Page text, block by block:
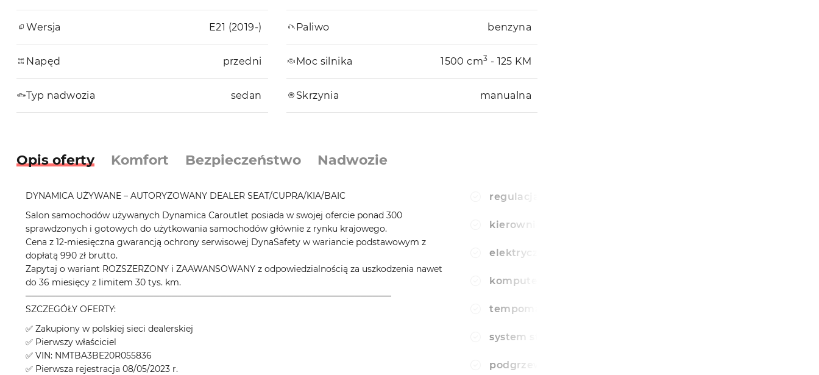
Wersja E21 (2019-)
Napęd przedni
Typ nadwozia sedan
Paliwo benzyna
Moc silnika 1500 cm3 - 125 KM
Skrzynia manualna
Opis oferty Komfort Bezpieczeństwo Nadwozie
DYNAMICA UŻYWANE – AUTORYZOWANY DEALER SEAT/CUPRA/KIA/BAIC
Salon samochodów używanych Dynamica Caroutlet posiada w swojej ofercie ponad 300
sprawdzonych i gotowych do użytkowania samochodów głównie z rynku krajowego.
Cena z 12-miesięczna gwarancją ochrony serwisowej DynaSafety w wariancie podstawowym z
dopłatą 990 zł brutto.
Zapytaj o wariant ROZSZERZONY i ZAAWANSOWANY z odpowiedzialnością za uszkodzenia nawet
do 36 miesięcy z limitem 30 tys. km.
────────────────────────────────────────────────────────────
SZCZEGÓŁY OFERTY:
✅ Zakupiony w polskiej sieci dealerskiej
✅ Pierwszy właściciel
✅ VIN: NMTBA3BE20R055836
✅ Pierwsza rejestracja 08/05/2023 r.
regulacja wysokosci fotela
kierownica wielofunkcyjna
elektryczne szyby tylne
komputer pokladowy
tempomat
system start-stop
podgrzewana tylna szyba